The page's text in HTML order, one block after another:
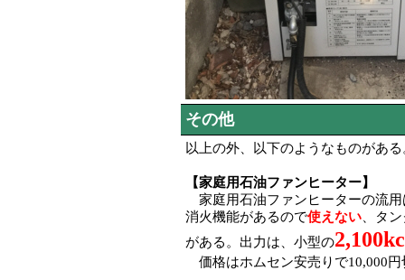
その他
以上の外、以下のようなものがあ
【家庭用石油ファンヒーター】
家庭用石油ファンヒーターの流
消火機能があるので使えない 、タ
がある。出力は、小型の
価格はホムセン安売りで10,000円